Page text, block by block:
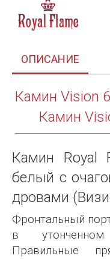
ОПИСАНИЕ
Камин Vision
Камин
Камин Royal
белый с
дровами
Фронтальный
в
Правильные